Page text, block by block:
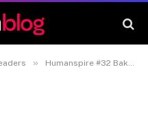
» Humanspire #32 Bakioğlu Holding İnsan Kaynakları Grup Başkanı Özgür Güneri